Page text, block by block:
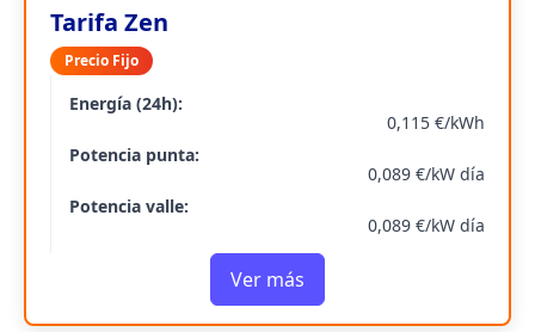
Tarifa Zen
Precio Fijo
Energía (24h):
0,115 €/kWh
Potencia punta:
0,089 €/kW día
Potencia valle:
0,089 €/kW día
Ver más